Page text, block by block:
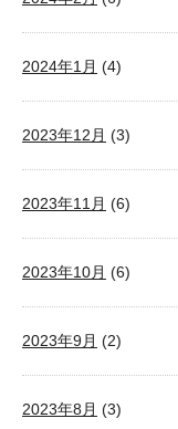
2024年1月 (4)
2023年12月 (3)
2023年11月 (6)
2023年10月 (6)
2023年9月 (2)
2023年8月 (3)